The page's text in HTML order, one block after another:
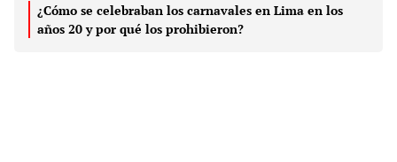
¿Cómo se celebraban los carnavales en Lima en los
años 20 y por qué los prohibieron?